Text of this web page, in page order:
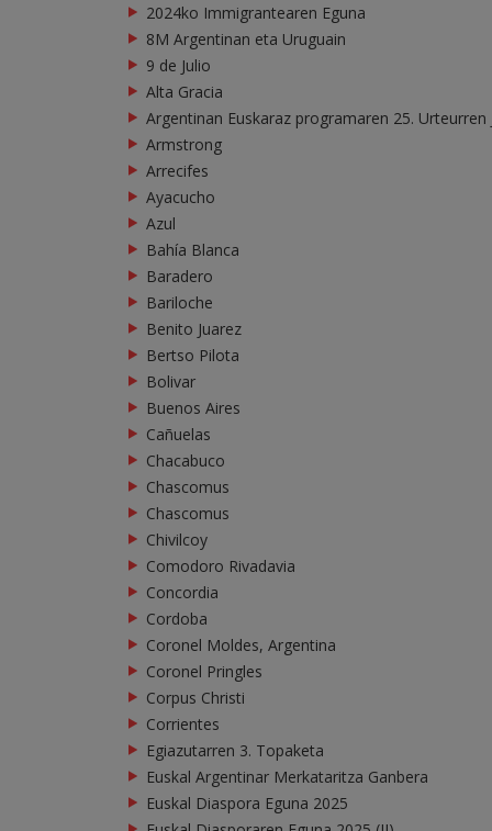
2024ko Immigrantearen Eguna
8M Argentinan eta Uruguain
9 de Julio
Alta Gracia
Argentinan Euskaraz programaren 25. Urteurren
Armstrong
Arrecifes
Ayacucho
Azul
Bahía Blanca
Baradero
Bariloche
Benito Juarez
Bertso Pilota
Bolivar
Buenos Aires
Cañuelas
Chacabuco
Chascomus
Chascomus
Chivilcoy
Comodoro Rivadavia
Concordia
Cordoba
Coronel Moldes, Argentina
Coronel Pringles
Corpus Christi
Corrientes
Egiazutarren 3. Topaketa
Euskal Argentinar Merkataritza Ganbera
Euskal Diaspora Eguna 2025